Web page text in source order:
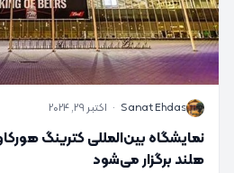
S
Sanat Ehdas
· اکتبر 29, 2024
هلند برگزار می‌شود